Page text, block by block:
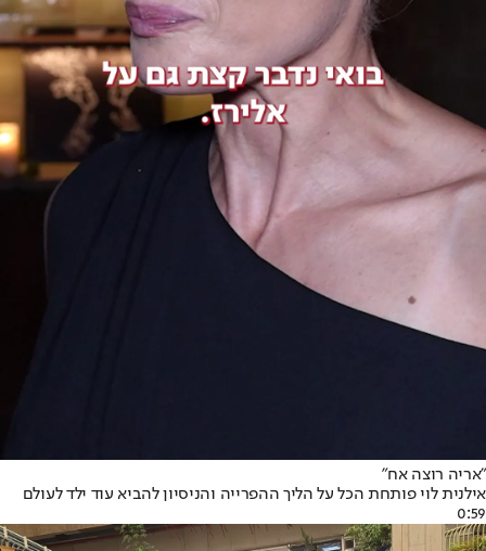
"אריה רוצה אח"
אילנית לוי פותחת הכל על הליך ההפרייה והניסיון להביא עוד ילד לעולם
0:59